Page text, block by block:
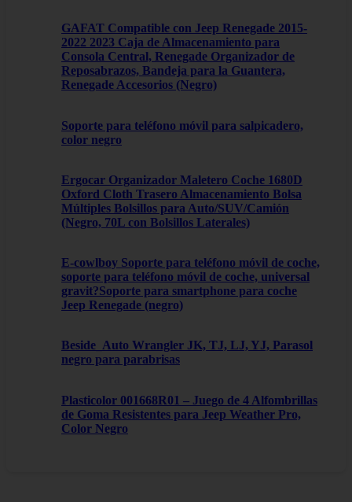
GAFAT Compatible con Jeep Renegade 2015-
2022 2023 Caja de Almacenamiento para
Consola Central, Renegade Organizador de
Reposabrazos, Bandeja para la Guantera,
Renegade Accesorios (Negro)
Soporte para teléfono móvil para salpicadero,
color negro
Ergocar Organizador Maletero Coche 1680D
Oxford Cloth Trasero Almacenamiento Bolsa
Múltiples Bolsillos para Auto/SUV/Camión
(Negro, 70L con Bolsillos Laterales)
E-cowlboy Soporte para teléfono móvil de coche,
soporte para teléfono móvil de coche, universal
gravit?Soporte para smartphone para coche
Jeep Renegade (negro)
Beside_Auto Wrangler JK, TJ, LJ, YJ, Parasol
negro para parabrisas
Plasticolor 001668R01 – Juego de 4 Alfombrillas
de Goma Resistentes para Jeep Weather Pro,
Color Negro